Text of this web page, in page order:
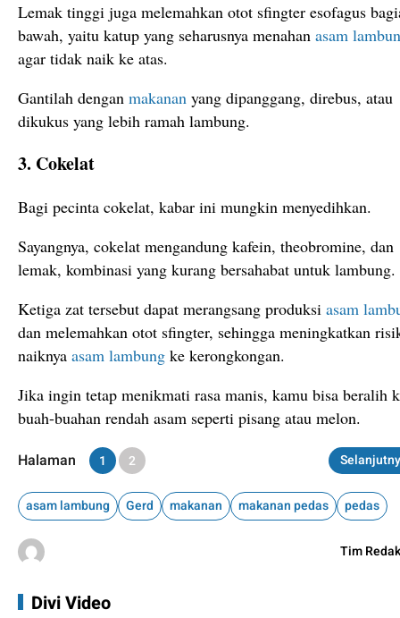
Lemak tinggi juga melemahkan otot sfingter esofagus
bawah, yaitu katup yang seharusnya menahan asam
agar tidak naik ke atas.
Gantilah dengan makanan yang dipanggang, direbus, atau
dikukus yang lebih ramah lambung.
3. Cokelat
Bagi pecinta cokelat, kabar ini mungkin menyedihkan.
Sayangnya, cokelat mengandung kafein, theobromine, dan
lemak, kombinasi yang kurang bersahabat untuk lambung.
Ketiga zat tersebut dapat merangsang produksi asam
dan melemahkan otot sfingter, sehingga meningkatkan
naiknya asam lambung ke kerongkongan.
Jika ingin tetap menikmati rasa manis, kamu bisa beralih
buah-buahan rendah asam seperti pisang atau melon.
Halaman
1 2
asam lambung Gerd makanan makanan pedas pedas
Tim
Divi Video